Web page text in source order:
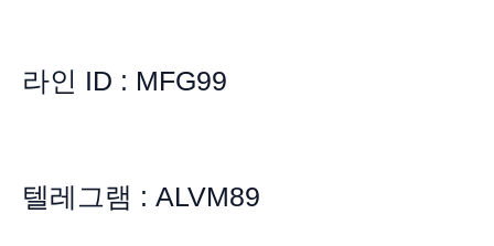
라인 ID : MFG99
텔레그램 : ALVM89